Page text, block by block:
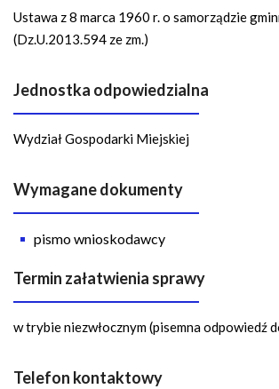
g
a
j
a
Ustawa z 8 marca 1960 r. o samorządzie
(Dz.U.2013.594 ze zm.)
Jednostka odpowiedzialna
Wydział Gospodarki Miejskiej
Wymagane dokumenty
pismo wnioskodawcy
Termin załatwienia sprawy
w trybie niezwłocznym (pisemna odpowiedź
Telefon kontaktowy